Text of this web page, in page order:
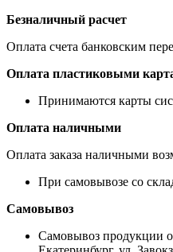
Безналичный расчет
Оплата счета банковским
Оплата пластиковыми
Принимаются карты
Оплата наличными
Оплата заказа наличными
При самовывозе со
Самовывоз
Самовывоз продукции